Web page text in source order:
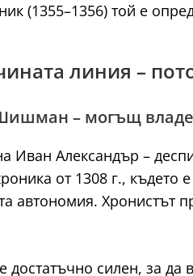
(1355–1356) той е
линия –
– могъщ
Иван Александър –
от 1308 г., където
автономия. Хронистът
силен, за да